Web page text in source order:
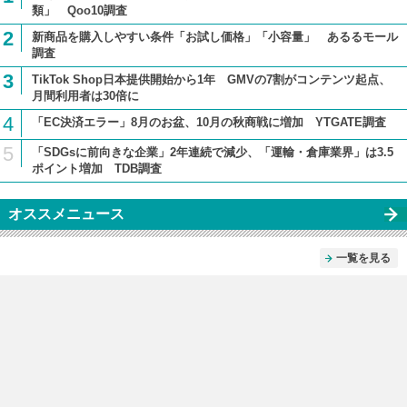
類」 Qoo10調査
2
新商品を購入しやすい条件「お試し価格」「小容量」 あるるモール
調査
3
TikTok Shop日本提供開始から1年 GMVの7割がコンテンツ起点、
月間利用者は30倍に
4 「EC決済エラー」8月のお盆、10月の秋商戦に増加 YTGATE調査
5
「SDGsに前向きな企業」2年連続で減少、「運輸・倉庫業界」は3.5
ポイント増加 TDB調査
オススメニュース
一覧を見る